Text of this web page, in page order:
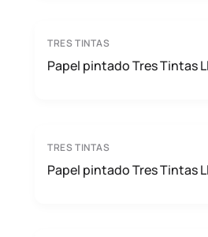
TRES TINTAS
Papel pintado Tres Tintas
TRES TINTAS
Papel pintado Tres Tintas